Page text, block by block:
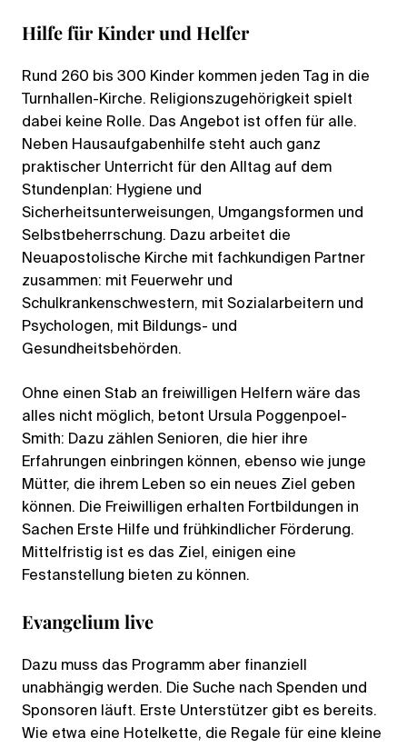
Hilfe für Kinder und Helfer
Rund 260 bis 300 Kinder kommen jeden Tag in die
Turnhallen-Kirche. Religionszugehörigkeit spielt
dabei keine Rolle. Das Angebot ist offen für alle.
Neben Hausaufgabenhilfe steht auch ganz
praktischer Unterricht für den Alltag auf dem
Stundenplan: Hygiene und
Sicherheitsunterweisungen, Umgangsformen und
Selbstbeherrschung. Dazu arbeitet die
Neuapostolische Kirche mit fachkundigen Partner
zusammen: mit Feuerwehr und
Schulkrankenschwestern, mit Sozialarbeitern und
Psychologen, mit Bildungs- und
Gesundheitsbehörden.
Ohne einen Stab an freiwilligen Helfern wäre das
alles nicht möglich, betont Ursula Poggenpoel-
Smith: Dazu zählen Senioren, die hier ihre
Erfahrungen einbringen können, ebenso wie junge
Mütter, die ihrem Leben so ein neues Ziel geben
können. Die Freiwilligen erhalten Fortbildungen in
Sachen Erste Hilfe und frühkindlicher Förderung.
Mittelfristig ist es das Ziel, einigen eine
Festanstellung bieten zu können.
Evangelium live
Dazu muss das Programm aber finanziell
unabhängig werden. Die Suche nach Spenden und
Sponsoren läuft. Erste Unterstützer gibt es bereits.
Wie etwa eine Hotelkette, die Regale für eine kleine